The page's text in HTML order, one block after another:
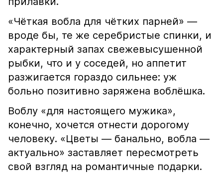
«Чёткая вобла для чётких парней» —
вроде бы, те же серебристые спинки, и
характерный запах свежевысушенной
рыбки, что и у соседей, но аппетит
разжигается гораздо сильнее: уж
больно позитивно заряжена воблёшка.
Воблу «для настоящего мужика»,
конечно, хочется отнести дорогому
человеку. «Цветы — банально, вобла —
актуально» заставляет пересмотреть
свой взгляд на романтичные подарки.